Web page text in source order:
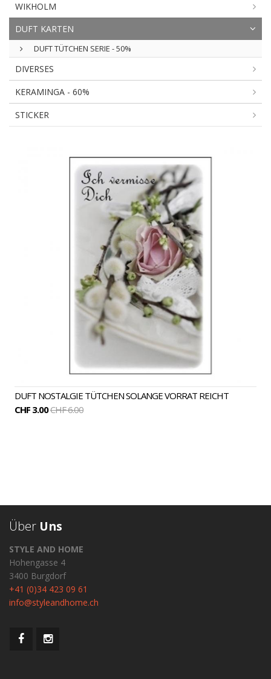
WIKHOLM
DUFT KARTEN
DUFT TÜTCHEN SERIE - 50%
DIVERSES
KERAMINGA - 60%
STICKER
DUFT
KARTEN
DUFT NOSTALGIE TÜTCHEN SOLANGE VORRAT REICHT
CHF 3.00CHF 6.00
Über Uns
STYLE AND HOME
Hohengasse 4
3400 Burgdorf
+41 (0)34 423 09 61
info@styleandhome.ch